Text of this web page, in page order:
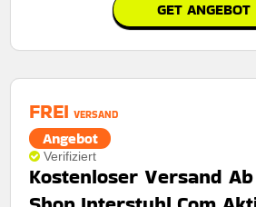
GET ANGEBOT
FREI VERSAND
Angebot
Verifiziert
Kostenloser Versand